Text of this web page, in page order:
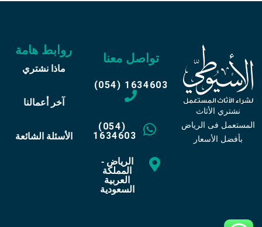
روابط هامة
ماذا نشتري
آخر أعمالنا
الأسئلة الشائعة
تواصل معنا
(054) 1634603
(054)
1634603
الرياض -
المملكة
العربية
السعودية
نشتري الأثاث
المستعمل فى الرياض
بأفضل الأسعار